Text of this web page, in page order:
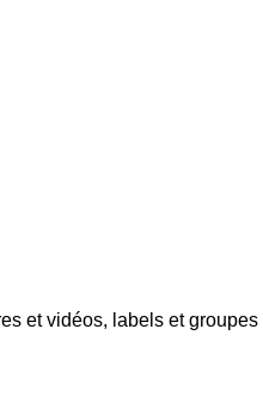
et vidéos, labels et